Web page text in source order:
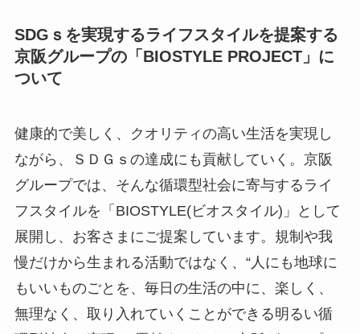
SDGｓを実現するライフスタイルを提案する
京阪グループの「BIOSTYLE PROJECT」に
ついて
健康的で美しく、クオリティの高い生活を実現し
ながら、ＳＤＧｓの達成にも貢献していく。京阪
グループでは、そんな循環型社会に寄与するライ
フスタイルを「BIOSTYLE(ビオスタイル)」として
展開し、お客さまにご提案しています。規制や我
慢だけから生まれる活動ではなく、“人にも地球に
もいいものごとを、毎日の生活の中に、楽しく、
無理なく、取り入れていくことができる明るい循